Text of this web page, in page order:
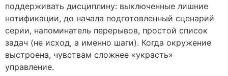
поддерживать дисциплину: выключенные лишние
нотификации, до начала подготовленный сценарий
серии, напоминатель перерывов, простой список
задач (не исход, а именно шаги). Когда окружение
выстроена, чувствам сложнее «украсть»
управление.